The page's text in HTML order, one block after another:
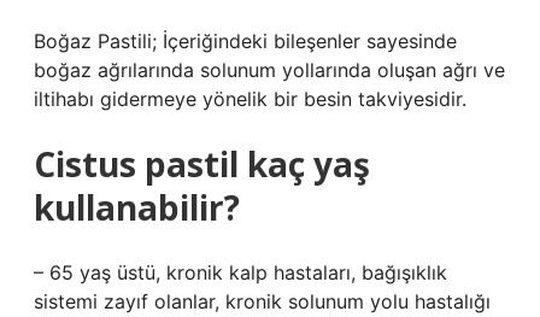
Boğaz Pastili; İçeriğindeki bileşenler sayesinde
boğaz ağrılarında solunum yollarında oluşan ağrı ve
iltihabı gidermeye yönelik bir besin takviyesidir.
Cistus pastil kaç yaş
kullanabilir?
– 65 yaş üstü, kronik kalp hastaları, bağışıklık
sistemi zayıf olanlar, kronik solunum yolu hastalığı